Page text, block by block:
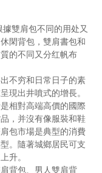
雙肩包不同的用处又
閑背包，雙肩書包和
的不同又分红帆布
不穷和日常日子的素
現出井噴式的增長。
相對高端高價的國際
，并沒有像服裝和鞋
包市場是典型的消費
。隨著城鄉居民可支
升。
背包、男人雙肩背